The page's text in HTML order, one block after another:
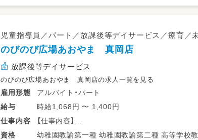
児童指導員／パート／放課後等デイサービス／療育／
のびのび広場あおやま 真岡店
放課後等デイサービス
のびのび広場あおやま 真岡店の求人一覧を見る
雇用形態
アルバイト・パート
給与
時給1,068円 〜 1,400円
仕事内容
【仕事内容】
放課後等デイサービスにて、
資格
幼稚園教諭第一種 幼稚園教諭第二種 高等学校教諭普通免許 中学校教諭普通免許 小